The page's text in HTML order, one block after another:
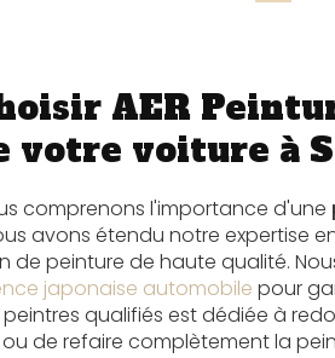
AER
votre voiture à
comprenons l'importance d'une
avons étendu notre expertise
de peinture de haute qualité.
japonaise automobile pour
qualifiés est dédiée à
de refaire complètement la